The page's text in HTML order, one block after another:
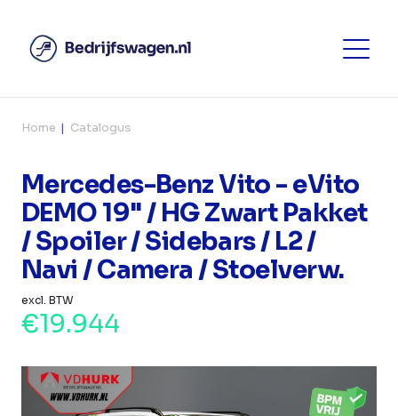
Home Catalogus
Mercedes-Benz Vito - eVito
DEMO 19" / HG Zwart Pakket
/ Spoiler / Sidebars / L2 /
Navi / Camera / Stoelverw.
excl. BTW
€19.944